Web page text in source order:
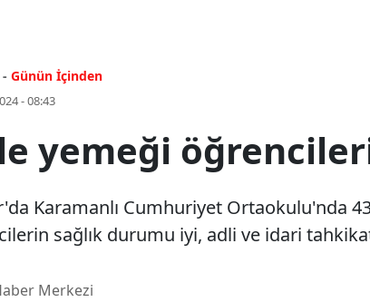
Günün İçinden
- 08:43
yemeği
Karamanlı Cumhuriyet Ortaokulu'nda
sağlık durumu iyi, adli ve idari
Merkezi